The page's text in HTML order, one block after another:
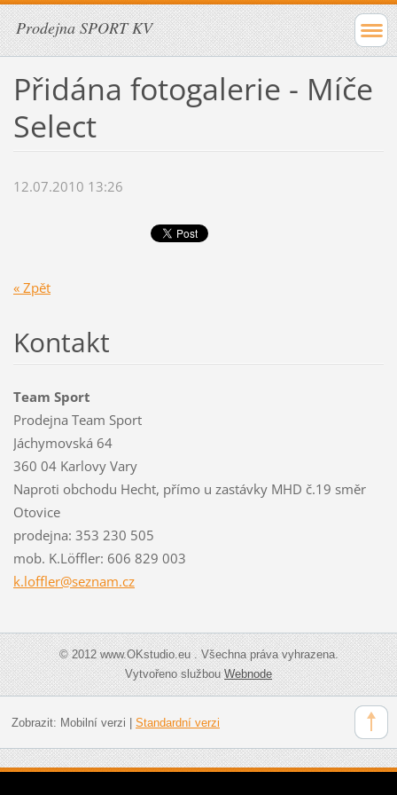
Prodejna SPORT KV
Přidána fotogalerie - Míče
Select
12.07.2010 13:26
« Zpět
Kontakt
Team Sport
Prodejna Team Sport
Jáchymovská 64
360 04 Karlovy Vary
Naproti obchodu Hecht, přímo u zastávky MHD č.19 směr
Otovice
prodejna: 353 230 505
mob. K.Löffler: 606 829 003
k.loffler@seznam.cz
© 2012 www.OKstudio.eu . Všechna práva vyhrazena.
Vytvořeno službouWebnode
Zobrazit: Mobilní verzi Standardní verzi